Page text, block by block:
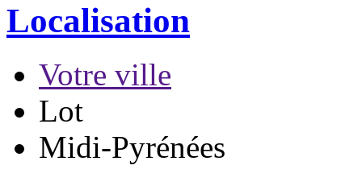
Localisation
Votre ville
Lot
Midi-Pyrénées